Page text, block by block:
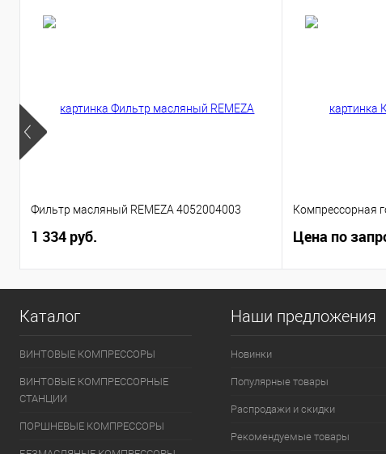
Фильтр масляный REMEZA 4052004003
1 334 руб.
Компрессорная
Цена по
Каталог
ВИНТОВЫЕ КОМПРЕССОРЫ
ВИНТОВЫЕ КОМПРЕССОРНЫЕ
СТАНЦИИ
ПОРШНЕВЫЕ КОМПРЕССОРЫ
Наши предложения
Новинки
Популярные товары
Распродажи и скидки
Рекомендуемые товары